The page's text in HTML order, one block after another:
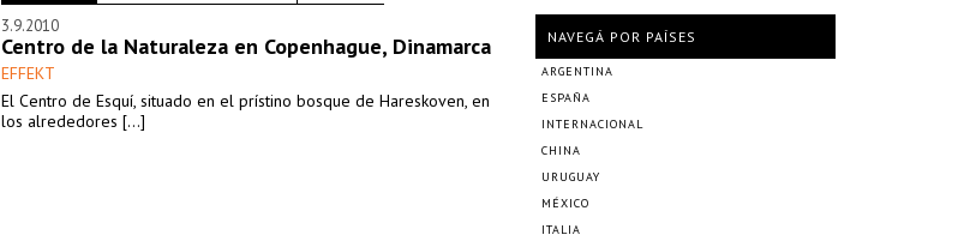
3.9.2010
Centro de la Naturaleza en Copenhague, Dinamarca
EFFEKT
El Centro de Esquí, situado en el prístino bosque de Hareskoven, en
los alrededores [...]
NAVEGÁ POR PAÍSES
ARGENTINA
ESPAÑA
INTERNACIONAL
CHINA
URUGUAY
MÉXICO
ITALIA